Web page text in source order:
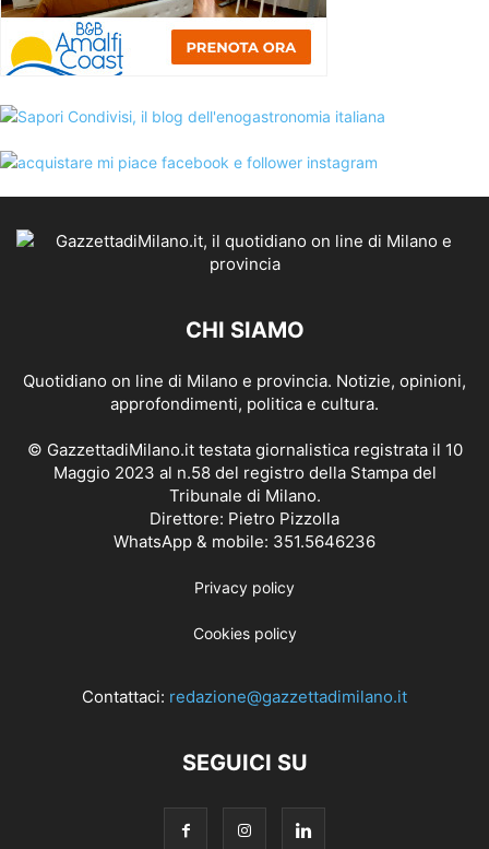
CHI SIAMO
Quotidiano on line di Milano e provincia. Notizie, opinioni,
approfondimenti, politica e cultura.
© GazzettadiMilano.it testata giornalistica registrata il 10
Maggio 2023 al n.58 del registro della Stampa del
Tribunale di Milano.
Direttore: Pietro Pizzolla
WhatsApp & mobile: 351.5646236
Privacy policy
Cookies policy
Contattaci: redazione@gazzettadimilano.it
SEGUICI SU